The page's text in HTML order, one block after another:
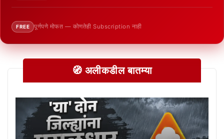
FREE पूर्णपणे मोफत — कोणतेही Subscription नाही
🧭 अलीकडील बातम्या